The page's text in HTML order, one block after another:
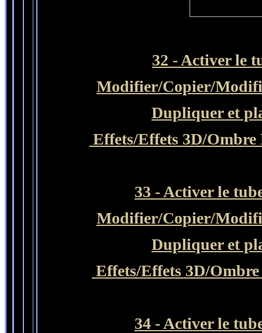
32 -Activer le
Modifier/Copier/
Dupliquer et
Effets/Effets 3D/Ombre
33 -Activer le
Modifier/Copier/
Dupliquer et
Effets/Effets 3D/
34 -Activer le